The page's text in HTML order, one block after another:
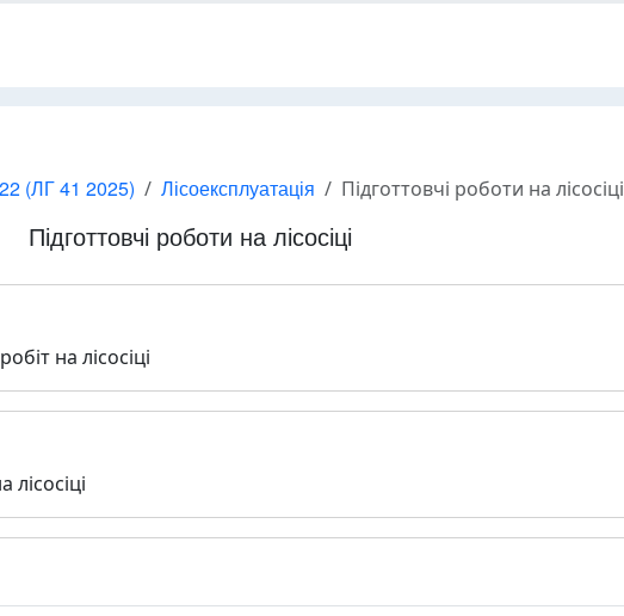
(ЛГ 41 2025) Лісоексплуатація Підготтовчі роботи на лісосіці
Підготтовчі роботи на лісосіці
на лісосіці